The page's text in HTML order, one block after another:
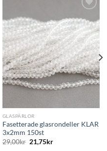
GLASPÄRLOR
Fasetterade glasrondeller KLAR
3x2mm 150st
29,00kr 21,75kr